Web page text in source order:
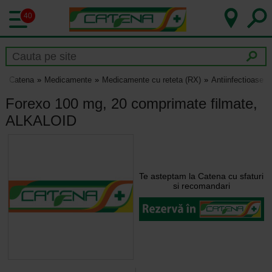
40
Catena Medicamente Medicamente cu reteta (RX) Antiinfectioase
Forexo 100 mg, 20 comprimate filmate,
ALKALOID
Te asteptam la Catena cu sfaturi
si recomandari